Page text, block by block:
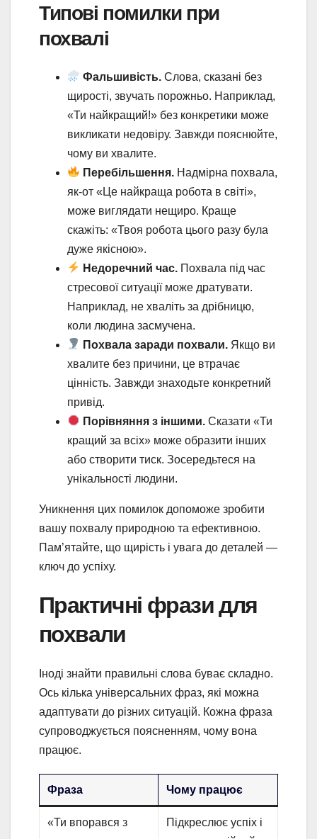
Типові помилки при
похвалі
Фальшивість. Слова, сказані без
щирості, звучать порожньо. Наприклад,
«Ти найкращий!» без конкретики може
викликати недовіру. Завжди пояснюйте,
чому ви хвалите.
Перебільшення. Надмірна похвала,
як-от «Це найкраща робота в світі»,
може виглядати нещиро. Краще
скажіть: «Твоя робота цього разу була
дуже якісною».
Недоречний час. Похвала під час
стресової ситуації може дратувати.
Наприклад, не хваліть за дрібницю,
коли людина засмучена.
Похвала заради похвали. Якщо ви
хвалите без причини, це втрачає
цінність. Завжди знаходьте конкретний
привід.
Порівняння з іншими. Сказати «Ти
кращий за всіх» може образити інших
або створити тиск. Зосередьтеся на
унікальності людини.
Уникнення цих помилок допоможе зробити
вашу похвалу природною та ефективною.
Пам’ятайте, що щирість і увага до деталей —
ключ до успіху.
Практичні фрази для
похвали
Іноді знайти правильні слова буває складно.
Ось кілька універсальних фраз, які можна
адаптувати до різних ситуацій. Кожна фраза
супроводжується поясненням, чому вона
працює.
Фраза Чому працює
«Ти впорався з
Підкреслює успіх і